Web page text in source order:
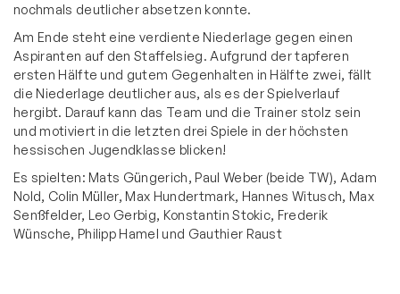
nochmals deutlicher absetzen konnte.
Am Ende steht eine verdiente Niederlage gegen einen
Aspiranten auf den Staffelsieg. Aufgrund der tapferen
ersten Hälfte und gutem Gegenhalten in Hälfte zwei, fällt
die Niederlage deutlicher aus, als es der Spielverlauf
hergibt. Darauf kann das Team und die Trainer stolz sein
und motiviert in die letzten drei Spiele in der höchsten
hessischen Jugendklasse blicken!
Es spielten: Mats Güngerich, Paul Weber (beide TW), Adam
Nold, Colin Müller, Max Hundertmark, Hannes Witusch, Max
Senßfelder, Leo Gerbig, Konstantin Stokic, Frederik
Wünsche, Philipp Hamel und Gauthier Raust